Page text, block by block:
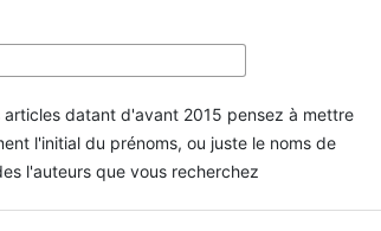
articles datant d'avant 2015 pensez à mettre
l'initial du prénoms, ou juste le noms de
l'auteurs que vous recherchez